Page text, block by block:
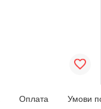
Оплата Умови